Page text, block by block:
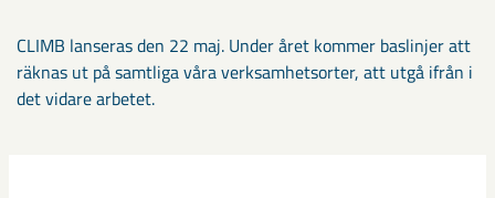
CLIMB lanseras den 22 maj. Under året kommer baslinjer att
räknas ut på samtliga våra verksamhetsorter, att utgå ifrån i
det vidare arbetet.